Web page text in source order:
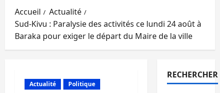
Accueil
Actualité
Sud-Kivu : Paralysie des activités ce lundi 24 août à
Baraka pour exiger le départ du Maire de la ville
Actualité Politique
RECHERCHER